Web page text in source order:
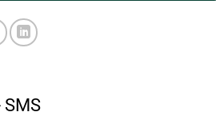
SMS